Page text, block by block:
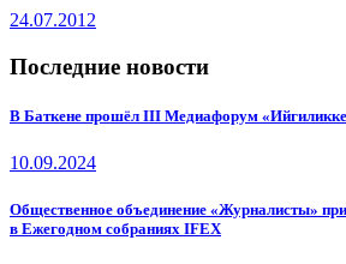
24.07.2012
Последние новости
В Баткене прошёл III Медиафорум
10.09.2024
Общественное объединение «Журналисты»
в Ежегодном собраниях IFEX